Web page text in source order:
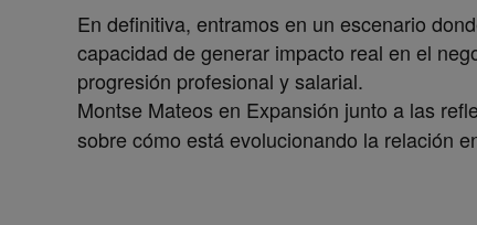
En definitiva, entramos en un escenario
capacidad de generar impacto real en el
progresión profesional y salarial.
Montse Mateos en Expansión junto a las
sobre cómo está evolucionando la relación